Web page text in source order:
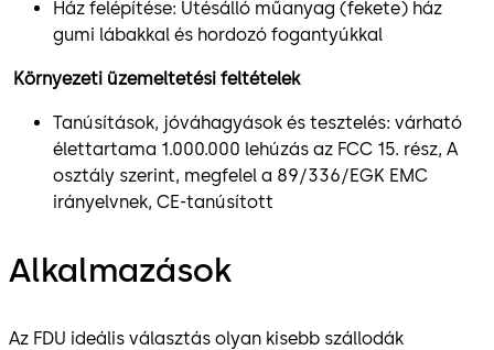
Ház felépítése: Ütésálló műanyag (fekete) ház
gumi lábakkal és hordozó fogantyúkkal
Környezeti üzemeltetési feltételek
Tanúsítások, jóváhagyások és tesztelés: várható
élettartama 1.000.000 lehúzás az FCC 15. rész, A
osztály szerint, megfelel a 89/336/EGK EMC
irányelvnek, CE-tanúsított
Alkalmazások
Az FDU ideális választás olyan kisebb szállodák